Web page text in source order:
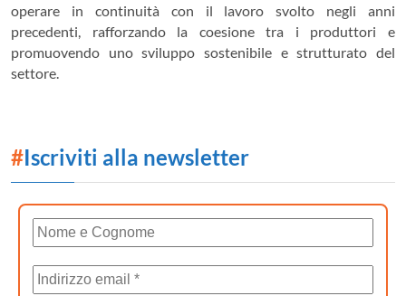
operare in continuità con il lavoro svolto negli anni
precedenti, rafforzando la coesione tra i produttori e
promuovendo uno sviluppo sostenibile e strutturato del
settore.
#Iscriviti alla newsletter